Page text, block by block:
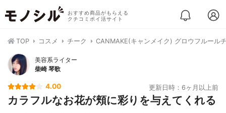
おすすめ商品がもらえる
クチコミポイ活サイト
TOP コスメ チーク CANMAKE(キャンメイク) グロウフルール
美容系ライター
柴崎 琴歌
4.00 更新日時：6ヶ月以上前
カラフルなお花が頬に彩りを与えてくれる